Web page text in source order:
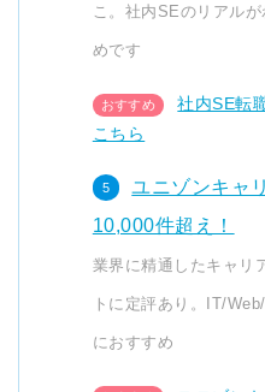
こ。社内SEのリアル
めです
社内SE転
こちら
ユニゾンキャ
10,000件超え！
業界に精通したキャリ
トに定評あり。IT/
におすすめ